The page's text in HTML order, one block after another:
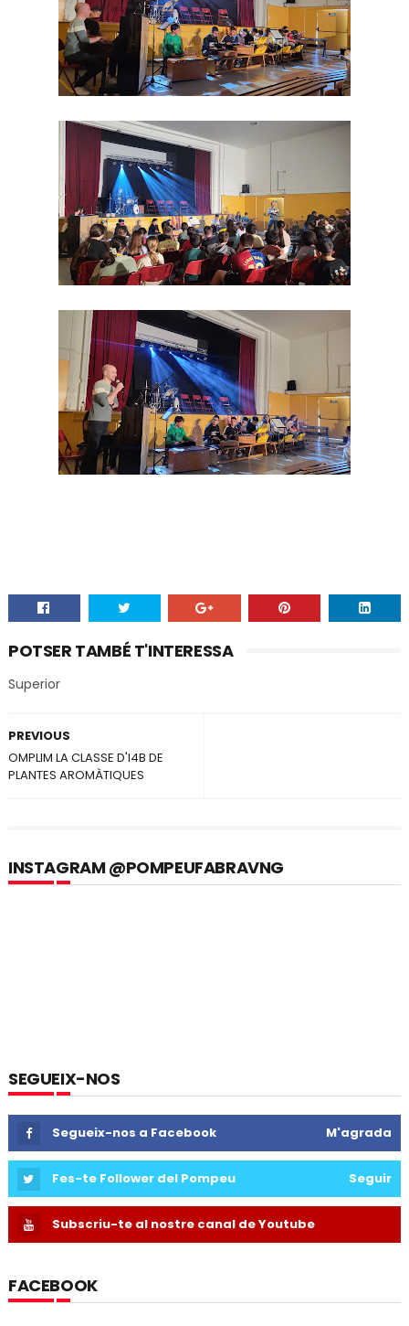
POTSER TAMBÉ T'INTERESSA
Superior
PREVIOUS
OMPLIM LA CLASSE D'I4B DE
PLANTES AROMÀTIQUES
INSTAGRAM @POMPEUFABRAVNG
SEGUEIX-NOS
Segueix-nos a Facebook M'agrada
Fes-te Follower del Pompeu Seguir
Subscriu-te al nostre canal de Youtube
FACEBOOK